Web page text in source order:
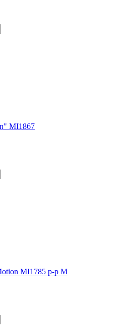
MI1867
MI1785 р-р M